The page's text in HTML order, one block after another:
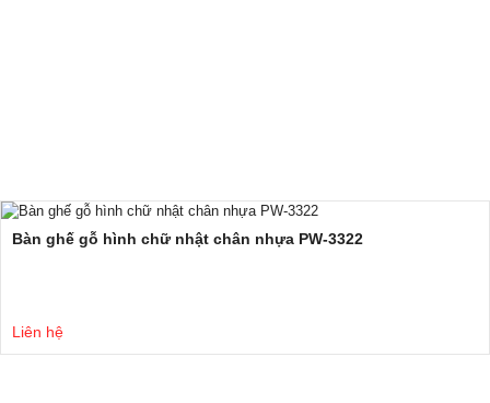
Bàn ghế gỗ hình chữ nhật chân nhựa PW-3322
Liên hệ